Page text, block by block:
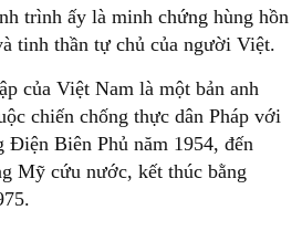
trình ấy là minh chứng hùng hồn
tinh thần tự chủ của người Việt.
của Việt Nam là một bản anh
chiến chống thực dân Pháp với
Điện Biên Phủ năm 1954, đến
Mỹ cứu nước, kết thúc bằng